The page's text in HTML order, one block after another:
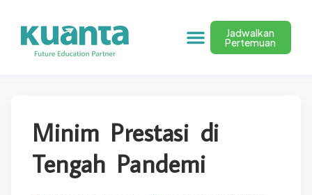
Jadwalkan
Pertemuan
Minim Prestasi di
Tengah Pandemi